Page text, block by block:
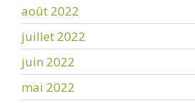
août 2022
juillet 2022
juin 2022
mai 2022